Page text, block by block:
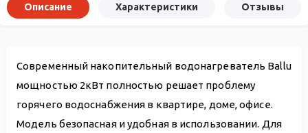
Описание Характеристики Отзывы
Современный накопительный водонагреватель Ballu
мощностью 2кВт полностью решает проблему
горячего водоснабжения в квартире, доме, офисе.
Модель безопасная и удобная в использовании. Для